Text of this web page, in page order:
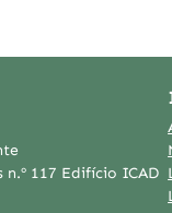
117 Edifício ICAD